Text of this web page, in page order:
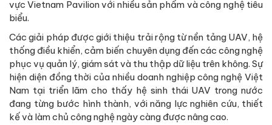
vực Vietnam Pavilion với nhiều sản phẩm và công nghệ tiêu
biểu.
Các giải pháp được giới thiệu trải rộng từ nền tảng UAV, hệ
thống điều khiển, cảm biến chuyên dụng đến các công nghệ
phục vụ quản lý, giám sát và thu thập dữ liệu trên không. Sự
hiện diện đồng thời của nhiều doanh nghiệp công nghệ Việt
Nam tại triển lãm cho thấy hệ sinh thái UAV trong nước
đang từng bước hình thành, với năng lực nghiên cứu, thiết
kế và làm chủ công nghệ ngày càng được nâng cao.